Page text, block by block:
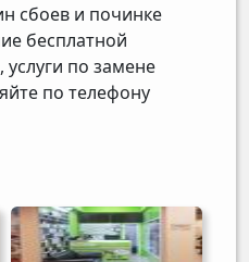
сбоев и починке
бесплатной
услуги по замене
по телефону